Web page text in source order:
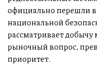
официально перешли
национальной
рассматривает
рыночный вопрос,
приоритет.